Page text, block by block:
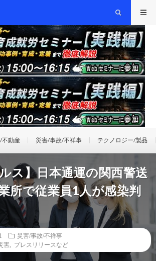
不動産 災害/事故/不祥事 テクノロジー/製品
ス】日本通運の関西警送
所で従業員1人が感染判
災害/事故/不祥事
害 プレスリリースなど